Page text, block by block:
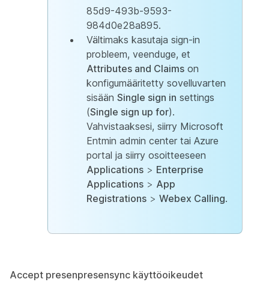
85d9-493b-9593-
984d0e28a895.
Vältimaks kasutaja sign-in
probleem, veenduge, et
Attributes and Claims on
konfigumääritetty sovelluvarten
sisään Single sign in settings
(Single sign up for).
Vahvistaaksesi, siirry Microsoft
Entmin admin center tai Azure
portal ja siirry osoitteeseen
Applications > Enterprise
Applications > App
Registrations > Webex Calling.
Accept presenpresensync käyttöoikeudet